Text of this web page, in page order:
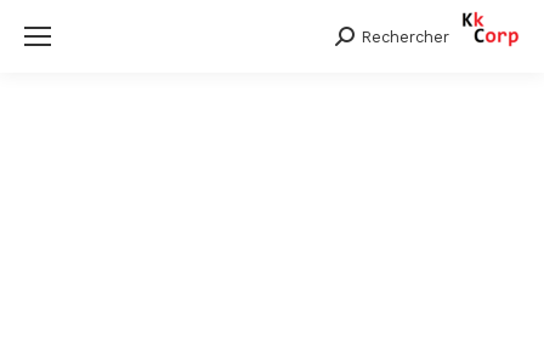
Search:
Rechercher